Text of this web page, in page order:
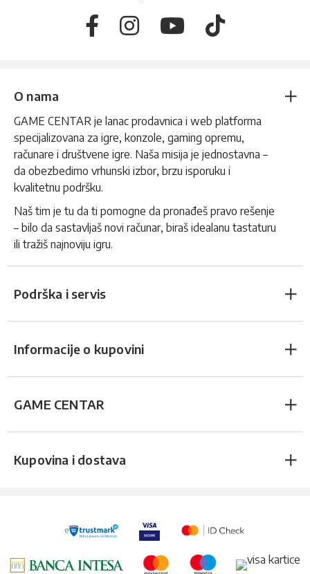
O nama
GAME CENTAR je lanac prodavnica i web platforma
specijalizovana za igre, konzole, gaming opremu,
računare i društvene igre. Naša misija je jednostavna –
da obezbedimo vrhunski izbor, brzu isporuku i
kvalitetnu podršku.
Naš tim je tu da ti pomogne da pronađeš pravo rešenje
– bilo da sastavljaš novi računar, biraš idealanu tastaturu
ili tražiš najnoviju igru.
Podrška i servis
Informacije o kupovini
GAME CENTAR
Kupovina i dostava